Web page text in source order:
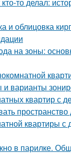
то делал:
и облицовка
на зоны:
варианты
квартир с
пространство
квартиры с
в парилке.